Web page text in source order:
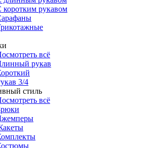
коротким рукавом
всё
рукав
3/4
стиль
всё